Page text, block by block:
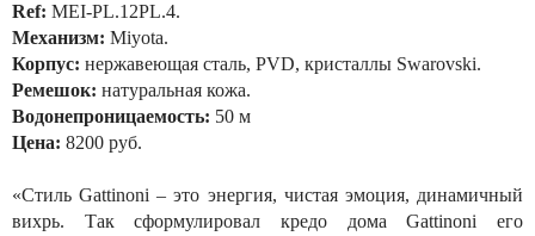
Ref: MEI-PL.12PL.4.
Механизм: Miyota.
Корпус: нержавеющая сталь, PVD, кристаллы Swarovski.
Ремешок: натуральная кожа.
Водонепроницаемость: 50 м
Цена: 8200 руб.
«Стиль Gattinoni – это энергия, чистая эмоция, динамичный
вихрь. Так сформулировал кредо дома Gattinoni его